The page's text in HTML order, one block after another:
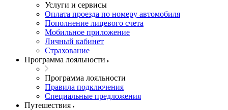
Услуги и сервисы
Оплата проезда по номеру автомобиля
Пополнение лицевого счета
Мобильное приложение
Личный кабинет
Страхование
Программа лояльности
Программа лояльности
Правила подключения
Специальные предложения
Путешествия